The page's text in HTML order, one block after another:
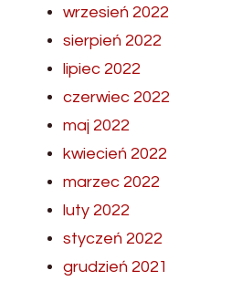
wrzesień 2022
sierpień 2022
lipiec 2022
czerwiec 2022
maj 2022
kwiecień 2022
marzec 2022
luty 2022
styczeń 2022
grudzień 2021